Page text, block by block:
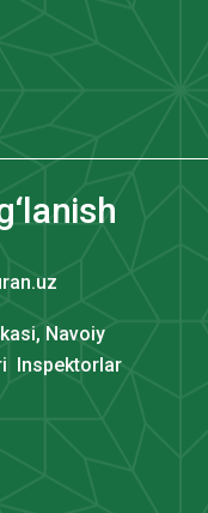
Navoiy
Inspektorlar